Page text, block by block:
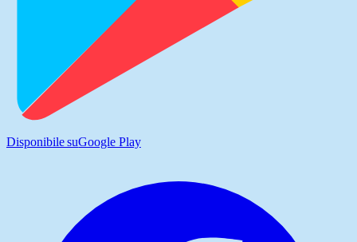
Disponibile suGoogle Play